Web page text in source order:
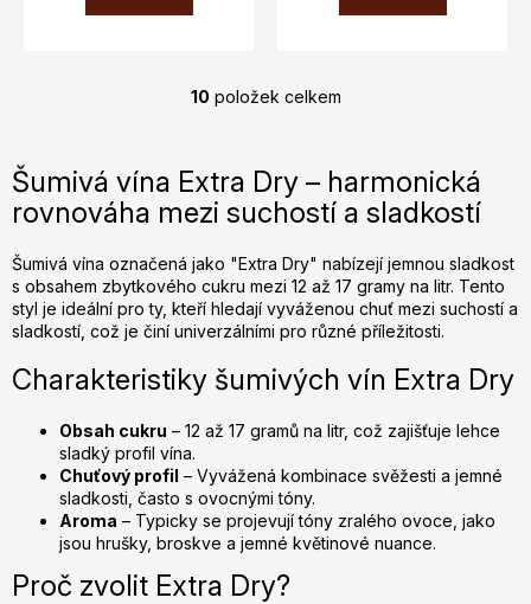
O
á
d
c
í
p
r
v
k
y
v
ý
p
i
s
u
10 položek celkem
Šumivá vína Extra Dry – harmonická
rovnováha mezi suchostí a sladkostí
Šumivá vína označená jako "Extra Dry" nabízejí jemnou sladkost
s obsahem zbytkového cukru mezi 12 až 17 gramy na litr. Tento
styl je ideální pro ty, kteří hledají vyváženou chuť mezi suchostí a
sladkostí, což je činí univerzálními pro různé příležitosti.
Charakteristiky šumivých vín Extra Dry
Obsah cukru – 12 až 17 gramů na litr, což zajišťuje lehce
sladký profil vína.
Chuťový profil – Vyvážená kombinace svěžesti a jemné
sladkosti, často s ovocnými tóny.
Aroma – Typicky se projevují tóny zralého ovoce, jako
jsou hrušky, broskve a jemné květinové nuance.
Proč zvolit Extra Dry?